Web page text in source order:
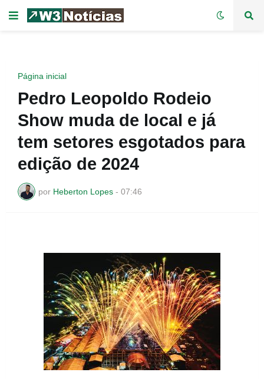
Página inicial
Pedro Leopoldo Rodeio
Show muda de local e já
tem setores esgotados para
edição de 2024
por Heberton Lopes - 07:46